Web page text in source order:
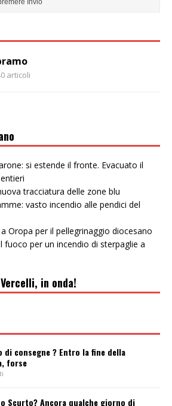
articoli
si estende il fronte. Evacuato il
tracciatura delle zone blu
vasto incendio alle pendici del
Oropa per il pellegrinaggio diocesano
fuoco per un incendio di sterpaglie a
in onda!
di consegne ? Entro la fine della
forse
Scurto? Ancora qualche giorno di